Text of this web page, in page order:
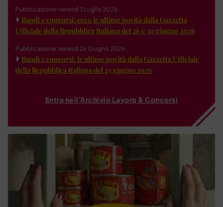
Pubblicazione: venerdì 3 Luglio 2026
Bandi e concorsi: ecco le ultime novità dalla Gazzetta
Ufficiale della Repubblica Italiana del 26 e 30 giugno 2026
Pubblicazione: venerdì 26 Giugno 2026
Bandi e concorsi: le ultime novità dalla Gazzetta Ufficiale
della Repubblica Italiana del 23 giugno 2026
Entra nell'Archivio Lavoro & Concorsi